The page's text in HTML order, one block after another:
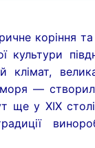
Одеси України
в
коріння
культури
велика
—
ще у ХІХ